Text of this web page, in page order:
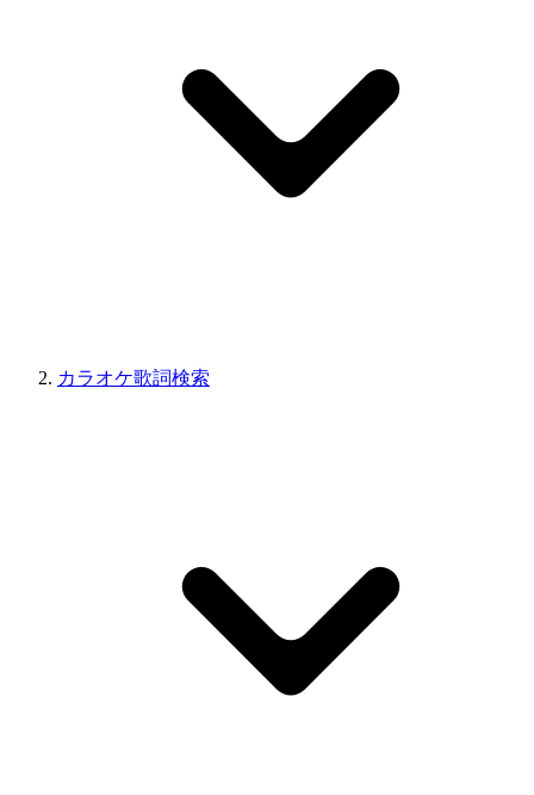
カラオケ歌詞検索